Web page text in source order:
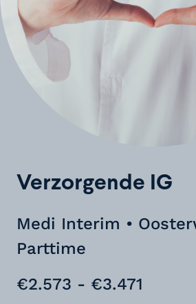
Verzorgende IG
Medi Interim •
Parttime
€2.573 - €3.471